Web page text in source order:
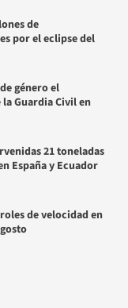
de
por el eclipse del
género el
Guardia Civil en
21 toneladas
España y Ecuador
de velocidad en